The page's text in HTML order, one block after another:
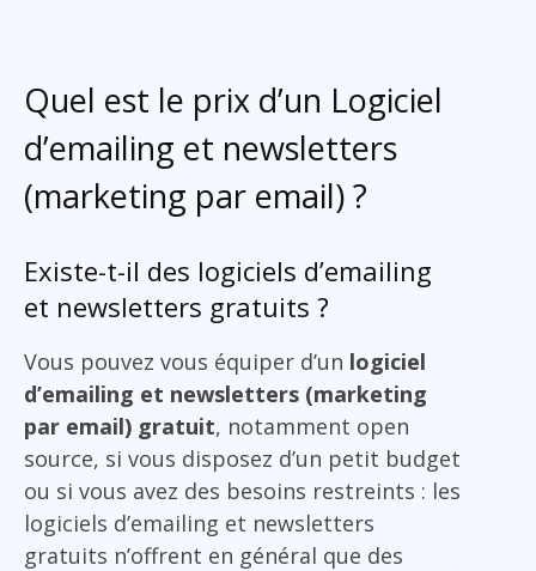
Quel est le prix d’un Logiciel
d’emailing et newsletters
(marketing par email) ?
Existe-t-il des logiciels d’emailing
et newsletters gratuits ?
Vous pouvez vous équiper d’un logiciel
d’emailing et newsletters (marketing
par email) gratuit, notamment open
source, si vous disposez d’un petit budget
ou si vous avez des besoins restreints : les
logiciels d’emailing et newsletters
gratuits n’offrent en général que des